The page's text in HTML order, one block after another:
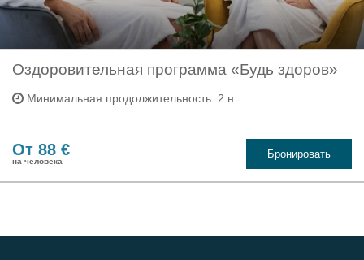
Оздоровительная программа «Будь здоров»
Минимальная продолжительность: 2 н.
От 88 €
на человека
Бронировать